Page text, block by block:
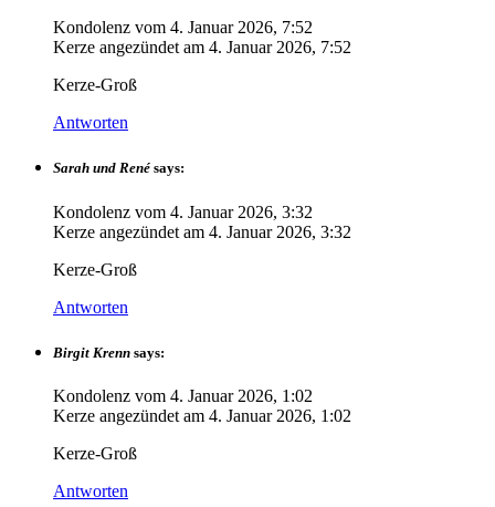
Kondolenz vom 4. Januar 2026, 7:52
Kerze angezündet am 4. Januar 2026, 7:52
Kerze-Groß
Antworten
Sarah und René says:
Kondolenz vom 4. Januar 2026, 3:32
Kerze angezündet am 4. Januar 2026, 3:32
Kerze-Groß
Antworten
Birgit Krenn says:
Kondolenz vom 4. Januar 2026, 1:02
Kerze angezündet am 4. Januar 2026, 1:02
Kerze-Groß
Antworten